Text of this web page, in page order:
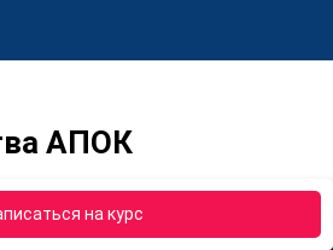
на курс
АПОК